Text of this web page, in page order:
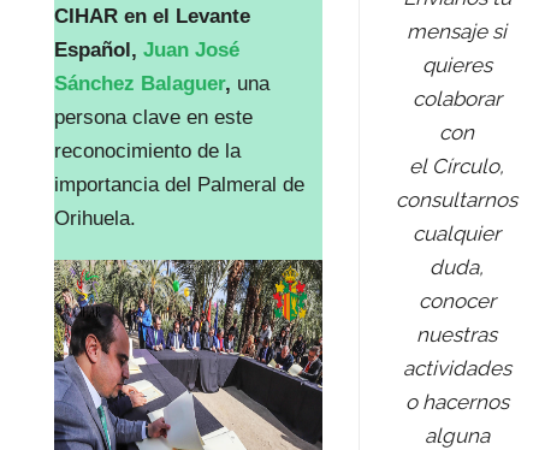
CIHAR en el Levante
Español, Juan José
Sánchez Balaguer, una
persona clave en este
reconocimiento de la
importancia del Palmeral de
Orihuela.
mensaje si
quieres
colaborar
con
el Círculo,
consultarnos
cualquier
duda,
conocer
nuestras
actividades
o hacernos
alguna